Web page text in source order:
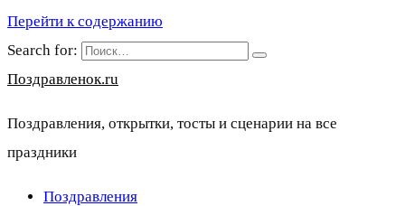
Перейти к содержанию
Search for:
Поздравленок.ru
Поздравления, открытки, тосты и сценарии на все
праздники
Поздравления